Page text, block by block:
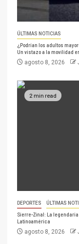
ÚLTIMAS NOTICIAS
¿Podrían los adultos
Un vistazo a la movilidad
agosto 8, 2026
2 min read
DEPORTES ÚLTIMAS
Sierre-Zinal: La
Latinoamérica
agosto 8, 2026